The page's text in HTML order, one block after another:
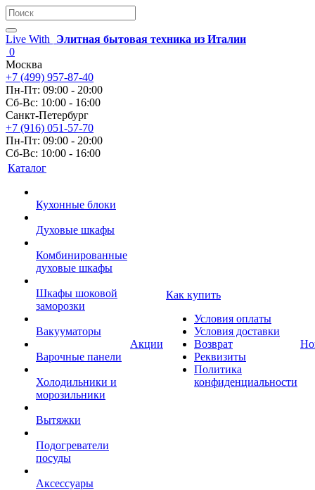
Live With
Элитная бытовая техника из Италии
0
Москва
+7 (499) 957-87-40
Пн-Пт: 09:00 - 20:00
Сб-Вс: 10:00 - 16:00
Санкт-Петербург
+7 (916) 051-57-70
Пн-Пт: 09:00 - 20:00
Сб-Вс: 10:00 - 16:00
Каталог
Кухонные блоки
Духовые шкафы
Комбинированные
духовые шкафы
Шкафы шоковой
заморозки
Вакууматоры
Варочные панели
Холодильники и
морозильники
Вытяжки
Подогреватели
посуды
Аксессуары
Акции
Как купить
Условия оплаты
Условия доставки
Возврат
Реквизиты
Политика
конфиденциальности